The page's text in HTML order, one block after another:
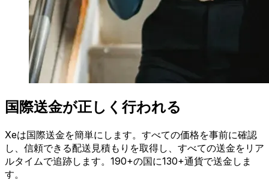
国際送金が正しく行われる
Xeは国際送金を簡単にします。すべての価格を事前に確認
し、信頼できる配送見積もりを取得し、すべての送金をリア
ルタイムで追跡します。190+の国に130+通貨で送金しま
す。